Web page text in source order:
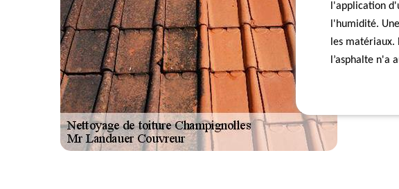
l'application
l'humidité.
les
l’asphalte n'a